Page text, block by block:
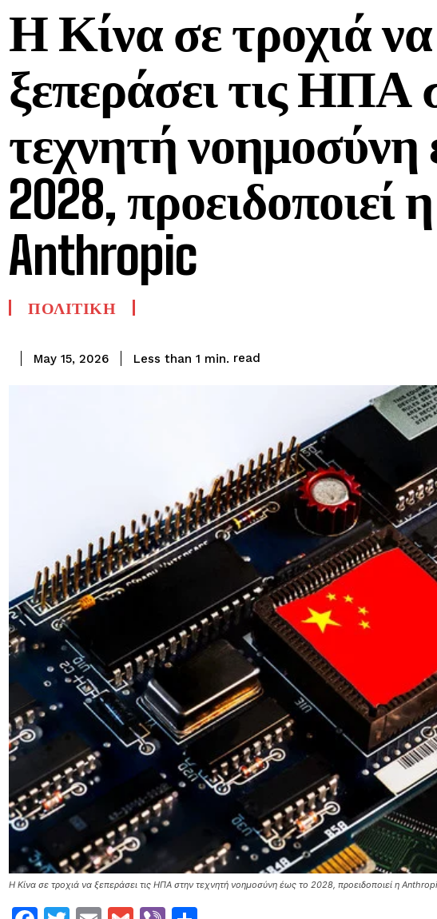
Η Κίνα σε τροχιά να
ξεπεράσει τις ΗΠΑ
τεχνητή νοημοσύνη
2028, προειδοποιεί η
Anthropic
ΠΟΛΙΤΙΚΗ
May 15, 2026 Less than 1 min. read
Η Κίνα σε τροχιά να ξεπεράσει τις ΗΠΑ στην τεχνητή νοημοσύνη έως το 2028, προειδοποιεί η